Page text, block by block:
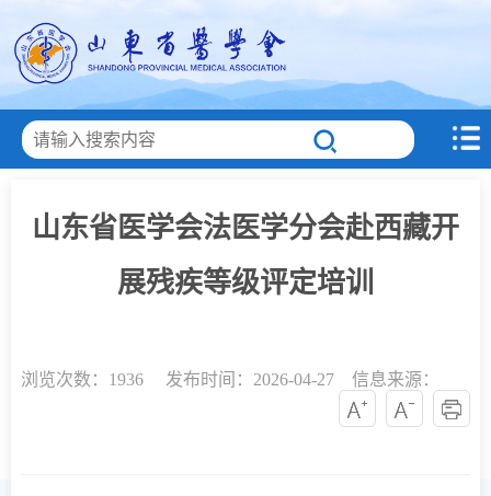
山东省医学会法医学分会赴西藏开
展残疾等级评定培训
浏览次数： 1936 发布时间：2026-04-27 信息来源：